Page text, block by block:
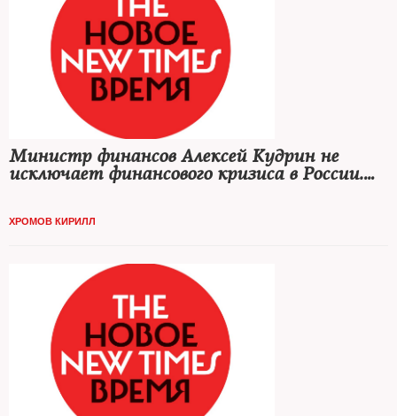
Министр финансов Алексей Кудрин не
исключает финансового кризиса в России.
ХРОМОВ КИРИЛЛ